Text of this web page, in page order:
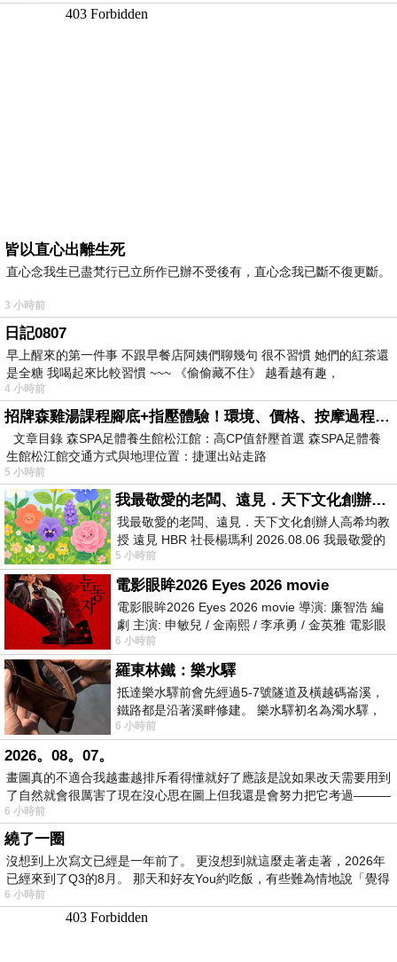
皆以直心出離生死
直心念我生已盡梵行已立所作已辦不受後有，直心念我已斷不復更斷。
3 小時前
日記0807
早上醒來的第一件事 不跟早餐店阿姨們聊幾句 很不習慣 她們的紅茶還
是全糖 我喝起來比較習慣 ~~~ 《偷偷藏不住》 越看越有趣，
4 小時前
招牌森雞湯課程腳底+指壓體驗！環境、價格、按摩過程全紀錄，森SPA足體養生館松江館最新價格表
文章目錄 森SPA足體養生館松江館：高CP值舒壓首選 森SPA足體養
生館松江館交通方式與地理位置：捷運出站走路
5 小時前
我最敬愛的老闆、遠見．天下文化創辦人高希均教授
我最敬愛的老闆、遠見．天下文化創辦人高希均教
授 遠見 HBR 社長楊瑪利 2026.08.06 我最敬愛的
老闆、遠見．天下文化創辦人高希均教
5 小時前
電影眼眸2026 Eyes 2026 movie
電影眼眸2026 Eyes 2026 movie 導演: 廉智浩 編
劇 主演: 申敏兒 / 金南熙 / 李承勇 / 金英雅 電影眼
眸2026描述攝影師徐珍因遺
6 小時前
羅東林鐵：樂水驛
抵達樂水驛前會先經過5-7號隧道及橫越碼崙溪，
鐵路都是沿著溪畔修建。 樂水驛初名為濁水驛，
但因與臺鐵集集線車站同名，於1953
6 小時前
2026。08。07。
畫圖真的不適合我越畫越排斥看得懂就好了應該是說如果改天需要用到
了自然就會很厲害了現在沒心思在圖上但我還是會努力把它考過———
6 小時前
繞了一圈
沒想到上次寫文已經是一年前了。 更沒想到就這麼走著走著，2026年
已經來到了Q3的8月。 那天和好友You約吃飯，有些難為情地說「覺得
6 小時前